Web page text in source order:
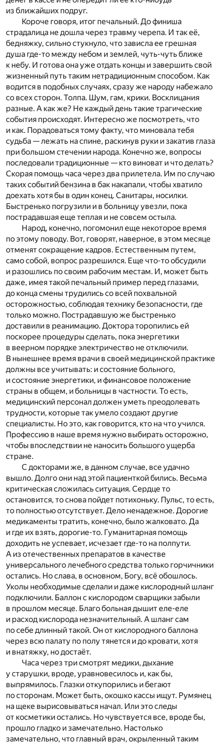
из ближайших подруг.
Короче говоря, итог печальный. До финиша
страдалица не дошла через травму черепа. И так её,
бедняжку, сильно стукнуло, что зависла ее грешная
душа где-то между небом и землей, чуть-чуть ближе
к небу. И готова она уже отдать концы и завершить свой
жизненный путь таким нетрадиционным способом. Как
водится в подобных случаях, сразу же народу набежало
со всех сторон. Толпа. Шум, гам, крики. Восклицания
разные. А как же? Не каждый день такие трагические
события происходят. Интересно же посмотреть, что
и как. Порадоваться тому факту, что миновала тебя
судьба — лежать на спине, раскинув руки и закатив глаза
при большом стечении народа. Конечно же, вопросы
последовали традиционные — кто виноват и что делать?
Скорая помощь часа через два прилетела. Им по случаю
таких событий бензина в бак накапали, чтобы хватило
доехать хотя бы в один конец. Санитары, носилки.
Быстренько погрузили и в больницу увезли, пока
пострадавшая еще теплая и не совсем остыла.
Народ, конечно, погомонил еще некоторое время
по этому поводу. Вот, говорят, наверное, в этом месяце
отменят сокращение кадров. Естественным путем,
само собой, вопрос разрешился. Еще что-то обсудили
и разошлись по своим рабочим местам. И, может быть
даже, имея такой печальный пример перед глазами,
до конца смены трудились со всей похвальной
осторожностью, соблюдая технику безопасности, где
только можно. Пострадавшую же быстренько
доставили в реанимацию. Доктора торопились ей
поскорее процедуры сделать, пока энергетики
в веерном порядке электричество не отключили.
В нынешнее время врачи в своей медицинской практике
должны все учитывать: и состояние больного,
и состояние энергетики, и финансовое положение
страны в общем, и больницы в частности. То есть,
медицинский персонал должен уметь преодолевать
трудности, которые так умело создают другие
специалисты. Но это, как говорится, кто на что учился.
Профессию в наше время нужно выбирать осторожно,
чтобы впоследствии не наносить большого ущерба
стране.
С докторами же, в данном случае, все удачно
вышло. Долго они над этой пациенткой бились. Весьма
критическая сложилась ситуация. Сердце то
остановится, то снова пойдет потихоньку. Пульс, то есть,
то полностью отсутствует. Дело ненадежное. Дорогие
медикаменты тратить, конечно, было жалковато. Да
и где их взять, дорогие-то. Гуманитарная помощь
доходить не успевает, исчезает где-то на полпути.
А из отечественных препаратов в качестве
универсального лечебного средства только горчичники
остались. Но слава, в основном, Богу, всё обошлось.
Уколы необходимые сделали и даже кислородный шланг
подключили. Баллон с кислородом сварщики забыли
в прошлом месяце. Благо больная дышит еле-еле
и расход кислорода незначительный. А шланг сам
по себе длинный такой. Он от кислородного баллона
через всю палату по полу тянется и до кровати, хотя
и внатяжку, но достаёт.
Часа через три смотрят медики, дыхание
у старушки, вроде, уравновесилось и, как бы,
выпрямилось. Глазки откупорились и бегают
по сторонам. Может быть, окошко кассы ищут. Румянец
на щеке вырисовываться начал. Или это следы
от косметики остались. Но чувствуется все, вроде бы,
прошло гладко и замечательно. Настолько
замечательно, что главный врач, окрыленный таким